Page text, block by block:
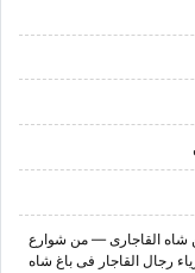
شاه القاجاری — من شوارع
رجال القاجار فی باغ شاه